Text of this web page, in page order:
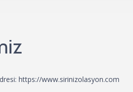
https://www.sirinizolasyon.com